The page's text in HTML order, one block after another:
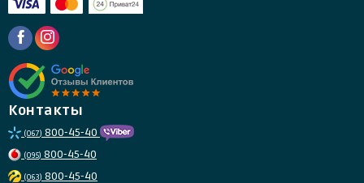
Контакты
(067) 800-45-40
(095) 800-45-40
(063) 800-45-40